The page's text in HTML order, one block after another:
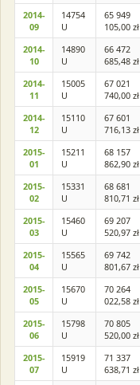
2014-
09
14754
U
65 949
105,00 zł
2014-
10
14890
U
66 472
685,48 zł
2014-
11
15005
U
67 021
740,00 zł
2014-
12
15110
U
67 601
716,13 zł
2015-
01
15211
U
68 157
862,90 zł
2015-
02
15331
U
68 681
810,71 zł
2015-
03
15460
U
69 207
520,97 zł
2015-
04
15565
U
69 742
801,67 zł
2015-
05
15670
U
70 264
022,58 zł
2015-
06
15798
U
70 805
520,00 zł
2015-
07
15919
U
71 337
638,71 zł